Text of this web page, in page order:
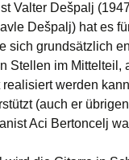
Valter Dešpalj
Dešpalj) hat es
sich grundsätzlich
Stellen im Mittelteil,
realisiert werden
(auch er
Aci Bertoncelj